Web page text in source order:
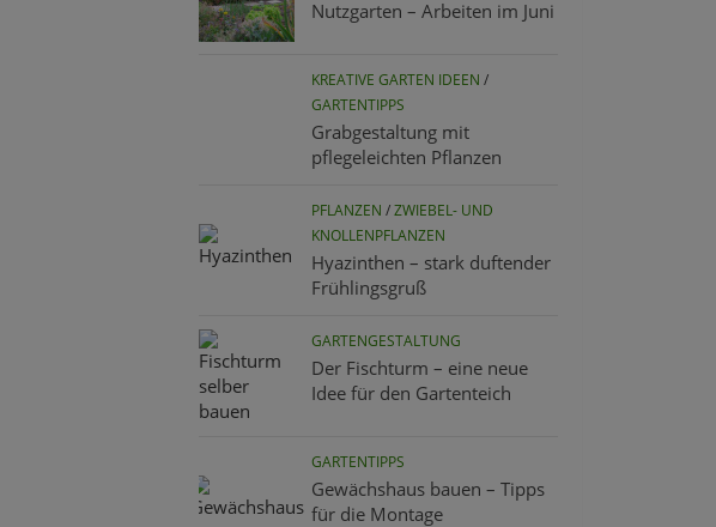
Nutzgarten – Arbeiten im Juni
KREATIVE GARTEN IDEEN /
GARTENTIPPS
Grabgestaltung mit
pflegeleichten Pflanzen
PFLANZEN /ZWIEBEL- UND
KNOLLENPFLANZEN
Hyazinthen – stark duftender
Frühlingsgruß
GARTENGESTALTUNG
Der Fischturm – eine neue
Idee für den Gartenteich
GARTENTIPPS
Gewächshaus bauen – Tipps
für die Montage